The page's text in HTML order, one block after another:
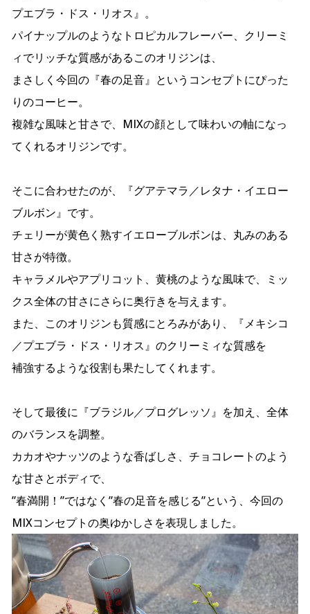
プエブラ・ドス・リオス』。
パイナップルのようなトロピカルフレーバー、クリーミ
ィでリッチな質感があるこのオリジンは、
まさしく今回の『春の足音』というコンセプトにぴった
りのコーヒー。
複雑な風味と甘さで、MIXの顔として味わいの軸になっ
てくれるオリジンです。
そこに合わせたのが、『グアテマラ／レタナ・イエロー
ブルボン』です。
チェリーが黄色く熟すイエローブルボンは、丸みのある
甘さが特徴。
キャラメルやアプリコット、黄桃のような風味で、ミッ
クス全体の甘さにさらに奥行きを与えます。
また、このオリジンも質感にとろみがあり、『メキシコ
／プエブラ・ドス・リオス』のクリーミィな質感を
補強するような役割も果たしてくれます。
そして最後に『ブラジル／プログレッソ』を加え、全体
のバランスを調整。
カカオやナッツのような香ばしさ、チョコレートのよう
な甘さとボディで、
”春満開！”ではなく”春の足音を感じる”という、今回の
MIXコンセプトの奥ゆかしさを表現しました。